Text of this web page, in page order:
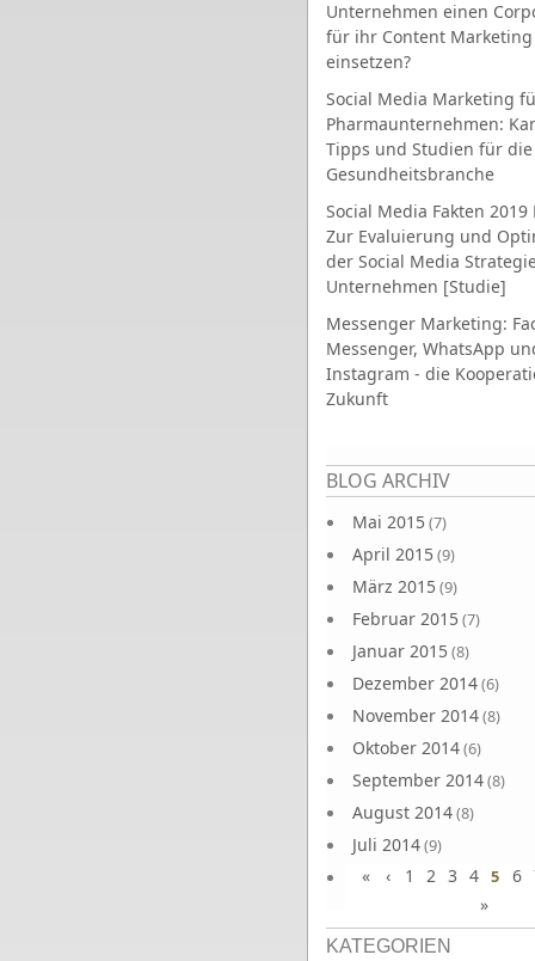
Unternehmen einen
für ihr Content Marketing
einsetzen?
Social Media Marketing
Pharmaunternehmen:
Tipps und Studien für die
Gesundheitsbranche
Social Media Fakten 2019
Zur Evaluierung und
der Social Media
Unternehmen [Studie]
Messenger Marketing:
Messenger, WhatsApp
Instagram - die
Zukunft
BLOG ARCHIV
Mai 2015(7)
April 2015(9)
März 2015(9)
Februar 2015(7)
Januar 2015(8)
Dezember 2014(6)
November 2014(8)
Oktober 2014(6)
September 2014(8)
August 2014(8)
Juli 2014(9)
Juni 2014(8)
Seiten
« ‹ 1 2 3 4 5 6
»
KATEGORIEN